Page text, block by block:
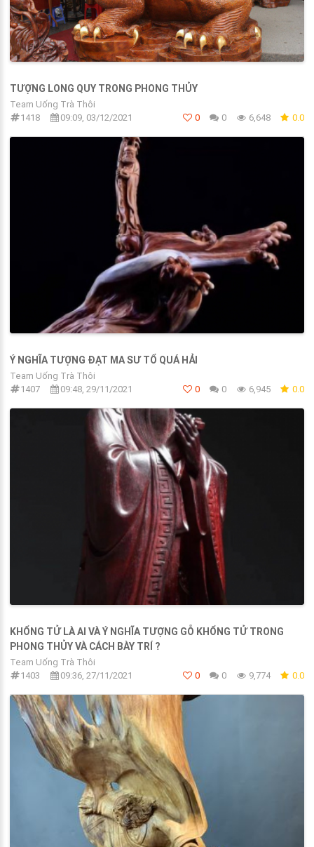
TƯỢNG LONG QUY TRONG PHONG THỦY
Team Uống Trà Thôi
1418
09:09, 03/12/2021 0 0 6,648 0.0
Ý NGHĨA TƯỢNG ĐẠT MA SƯ TỔ QUÁ HẢI
Team Uống Trà Thôi
1407
09:48, 29/11/2021 0 0 6,945 0.0
KHỔNG TỬ LÀ AI VÀ Ý NGHĨA TƯỢNG GỖ KHỔNG TỬ TRONG
PHONG THỦY VÀ CÁCH BÀY TRÍ ?
Team Uống Trà Thôi
1403
09:36, 27/11/2021 0 0 9,774 0.0